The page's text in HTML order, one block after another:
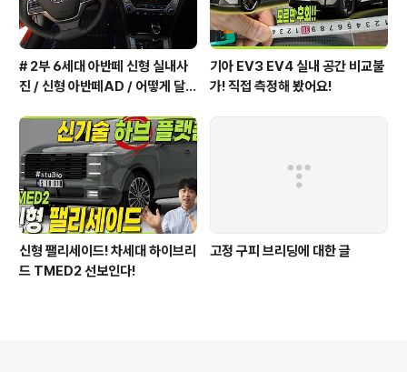
# 2부 6세대 아반떼 신형 실내사
진 / 신형 아반떼AD / 어떻게 달라
기아 EV3 EV4 실내 공간 비교불
가! 직접 측정해 봤어요!
신형 팰리세이드! 차세대 하이브리
드 TMED2 선보인다!
고정 구피 브리딩에 대한 글